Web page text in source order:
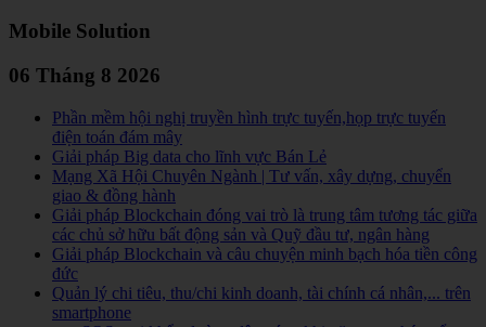
Mobile Solution
06 Tháng 8 2026
Phần mềm hội nghị truyền hình trực tuyến,họp trực tuyến
điện toán đám mây
Giải pháp Big data cho lĩnh vực Bán Lẻ
Mạng Xã Hội Chuyên Ngành | Tư vấn, xây dựng, chuyển
giao & đồng hành
Giải pháp Blockchain đóng vai trò là trung tâm tương tác giữa
các chủ sở hữu bất động sản và Quỹ đầu tư, ngân hàng
Giải pháp Blockchain và câu chuyện minh bạch hóa tiền công
đức
Quản lý chi tiêu, thu/chi kinh doanh, tài chính cá nhân,... trên
smartphone